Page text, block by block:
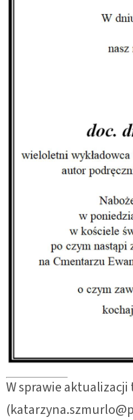
W sprawie